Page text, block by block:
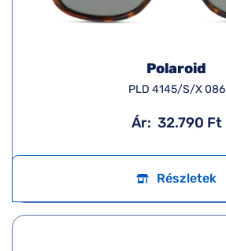
Polaroid
PLD 4145/S/X 086
Ár: 32.790 Ft
Részletek